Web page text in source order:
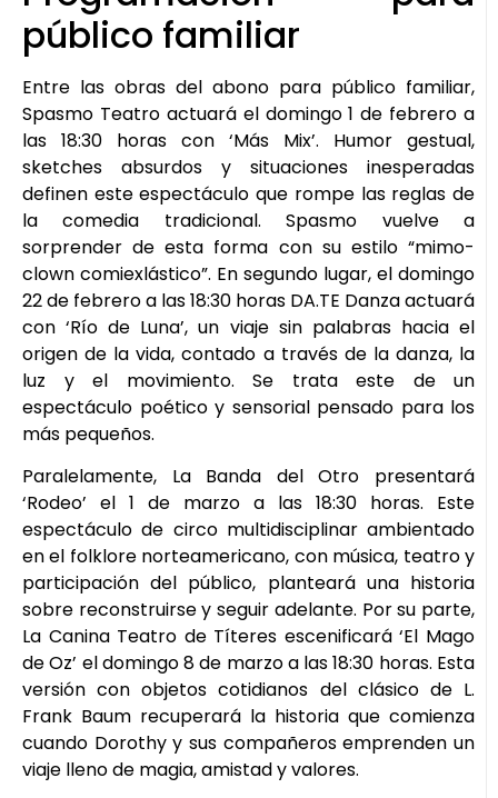
público familiar
Entre las obras del abono para público familiar,
Spasmo Teatro actuará el domingo 1 de febrero a
las 18:30 horas con ‘Más Mix’. Humor gestual,
sketches absurdos y situaciones inesperadas
definen este espectáculo que rompe las reglas de
la comedia tradicional. Spasmo vuelve a
sorprender de esta forma con su estilo “mimo-
clown comiexlástico”. En segundo lugar, el domingo
22 de febrero a las 18:30 horas DA.TE Danza actuará
con ‘Río de Luna’, un viaje sin palabras hacia el
origen de la vida, contado a través de la danza, la
luz y el movimiento. Se trata este de un
espectáculo poético y sensorial pensado para los
más pequeños.
Paralelamente, La Banda del Otro presentará
‘Rodeo’ el 1 de marzo a las 18:30 horas. Este
espectáculo de circo multidisciplinar ambientado
en el folklore norteamericano, con música, teatro y
participación del público, planteará una historia
sobre reconstruirse y seguir adelante. Por su parte,
La Canina Teatro de Títeres escenificará ‘El Mago
de Oz’ el domingo 8 de marzo a las 18:30 horas. Esta
versión con objetos cotidianos del clásico de L.
Frank Baum recuperará la historia que comienza
cuando Dorothy y sus compañeros emprenden un
viaje lleno de magia, amistad y valores.